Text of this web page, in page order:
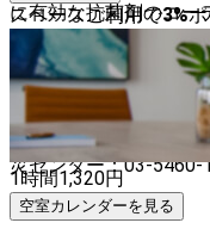
に有効な抗菌剤のコーテ
希望日時がご予約い
ださい。併設ブース、
ります。 スペース掲
べて見る □■□お忘れ物について□■□ お忘れ物の届け
出、受け取りについて
災センター：03-5460-
スペースご利用で3%
1時間1,320円
空室カレンダーを見る